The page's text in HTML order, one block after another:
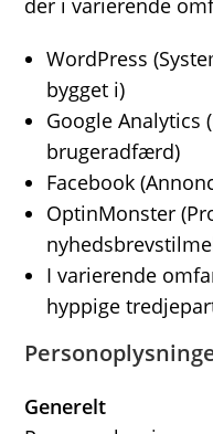
der i varierende
WordPress
bygget i)
Google Analytics
brugeradfærd)
Facebook
OptinMonster
I varierende
hyppige
Generelt